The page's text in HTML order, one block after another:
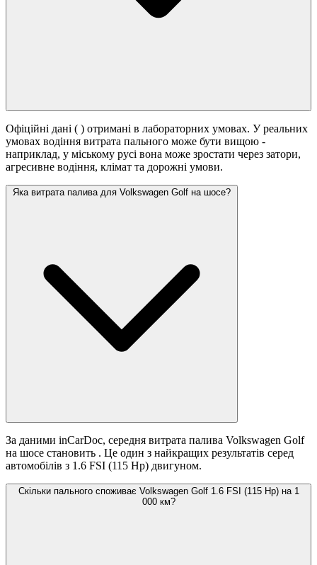
Офіційні дані ( ) отримані в лабораторних умовах. У реальних
умовах водіння витрата пального може бути вищою -
наприклад, у міському русі вона може зростати через затори,
агресивне водіння, клімат та дорожні умови.
Яка витрата палива для Volkswagen Golf на шосе?
За даними inCarDoc, середня витрата палива Volkswagen Golf
на шосе становить . Це один з найкращих результатів серед
автомобілів з 1.6 FSI (115 Hp) двигуном.
Скільки пального споживає Volkswagen Golf 1.6 FSI (115 Hp) на 1
000 км?